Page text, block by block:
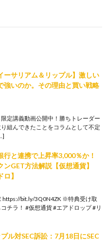
ーサリアム＆リップル】激しい
強いのか。その理由と買い戦略
限定講義動画公開中！勝ちトレーダー
組んできたことをコラムとして不定
行と連携で上昇率3,000％か！
GET方法解説【仮想通貨】
】
https://bit.ly/3Q0N4ZK ※特典受け取
チラ！ #仮想通貨 #エアドロップ #リ
ル対SEC訴訟：7月18日にSEC